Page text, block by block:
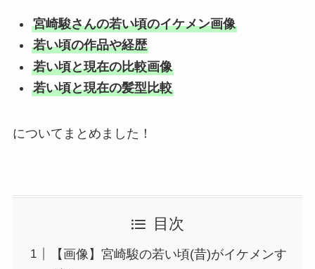
宮崎駿さんの若い頃のイケメン画像
若い頃の作品や経歴
若い頃と現在の比較画像
若い頃と現在の髪型比較
についてまとめました！
目次
【画像】宮崎駿の若い頃(昔)がイケメンす